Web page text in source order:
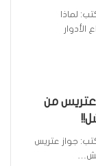
لماذا
عتريس من
جواز عتريس